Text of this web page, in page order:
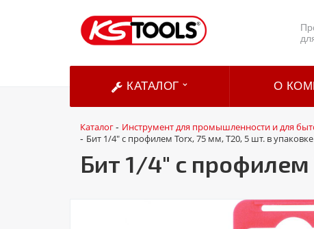
КАТАЛОГ О
Каталог- Инструмент для промышленности и для
- Бит 1/4" с профилем Torx, 75 мм, Т20, 5 шт. в упаковке
Бит 1/4" с профилем